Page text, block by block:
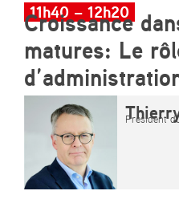
11h40 – 12h20
Croissance
matures: Le
Président